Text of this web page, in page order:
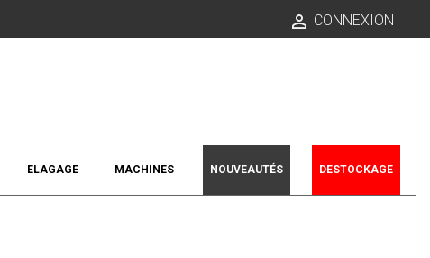
 CONNEXION
ELAGAGE MACHINES NOUVEAUTÉS DESTOCKAGE